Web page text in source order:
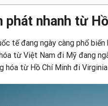
phát nhanh từ
tế đang ngày càng phổ
từ Việt Nam đi Mỹ đang
hóa từ Hồ Chí Minh đi